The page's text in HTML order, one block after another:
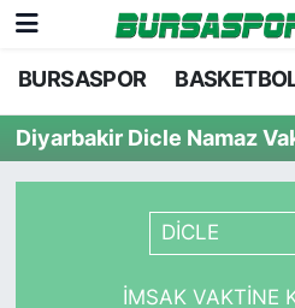
BURSASPOR
Diyarbakir Dicle Namaz
DİCLE
İMSAK VAKTINE
Bursaspor
Futbol
Basketbol
Bursa Nöbetçi
Bursa Hava Durumu
Bursa Namaz Vakitleri